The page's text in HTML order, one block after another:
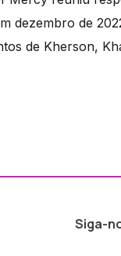
dezembro de
de Kherson,
Siga-